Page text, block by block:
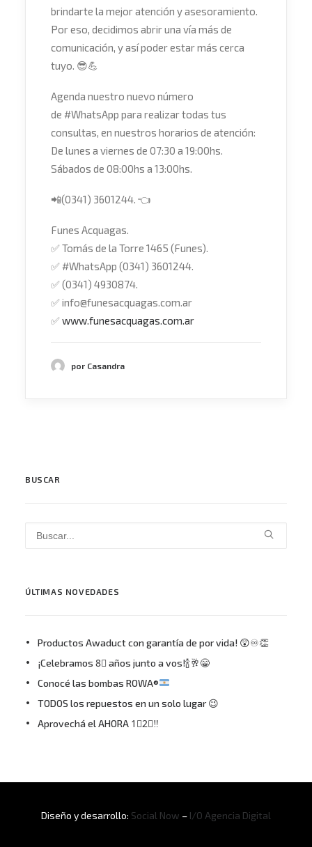
brindarte la mejor atención y asesoramiento.
Por eso, decidimos abrir una vía más de
comunicación, y así poder estar más cerca
tuyo. 😎💪
Agenda nuestro nuevo número
de #WhatsApp para realizar todas tus
consultas, en nuestros horarios de atención:
De lunes a viernes de 07:30 a 19:00hs.
Sábados de 08:00hs a 13:00hs.
📲(0341) 3601244. 👈
Funes Acquagas.
✅Tomás de la Torre 1465 (Funes).
✅#WhatsApp (0341) 3601244.
✅(0341) 4930874.
✅info@funesacquagas.com.ar
✅www.funesacquagas.com.ar
por Casandra
BUSCAR
ÚLTIMAS NOVEDADES
Productos Awaduct con garantía de por vida! 😲♾👏
¡Celebramos 8⃣ años junto a vos!🍾🥂😁
Conocé las bombas ROWA®
TODOS los repuestos en un solo lugar 😉
Aprovechá el AHORA 1⃣2⃣‼
Diseño y desarrollo: Social Now – I/O Agencia Digital